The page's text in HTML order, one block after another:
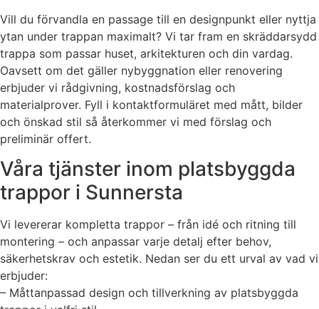
Vill du förvandla en passage till en designpunkt eller nyttja
ytan under trappan maximalt? Vi tar fram en skräddarsydd
trappa som passar huset, arkitekturen och din vardag.
Oavsett om det gäller nybyggnation eller renovering
erbjuder vi rådgivning, kostnadsförslag och
materialprover. Fyll i kontaktformuläret med mått, bilder
och önskad stil så återkommer vi med förslag och
preliminär offert.
Våra tjänster inom platsbyggda
trappor i Sunnersta
Vi levererar kompletta trappor – från idé och ritning till
montering – och anpassar varje detalj efter behov,
säkerhetskrav och estetik. Nedan ser du ett urval av vad vi
erbjuder:
– Måttanpassad design och tillverkning av platsbyggda